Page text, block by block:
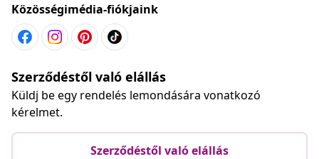
Közösségimédia-fiókjaink
Szerződéstől való elállás
Küldj be egy rendelés lemondására vonatkozó
kérelmet.
Szerződéstől való elállás